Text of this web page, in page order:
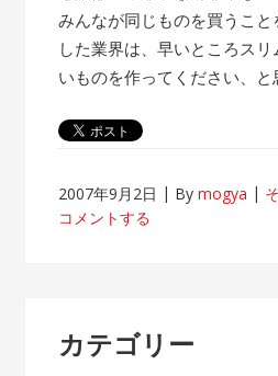
みんなが同じものを買うこ
した業界は、早いところス
いものを作ってください、と
2007年9月2日 Bymogya
コメントする
カテゴリー